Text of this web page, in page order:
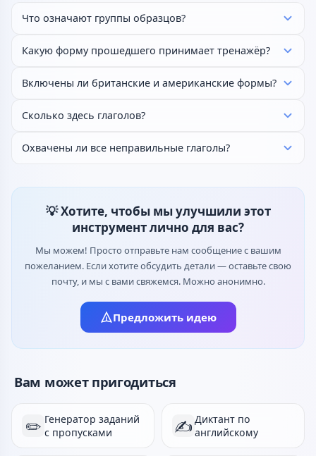
Что означают группы образцов?
Какую форму прошедшего принимает тренажёр?
Включены ли британские и американские формы?
Сколько здесь глаголов?
Охвачены ли все неправильные глаголы?
💡 Хотите, чтобы мы улучшили этот
инструмент лично для вас?
Мы можем! Просто отправьте нам сообщение с вашим
пожеланием. Если хотите обсудить детали — оставьте свою
почту, и мы с вами свяжемся. Можно анонимно.
Предложить идею
Вам может пригодиться
✏️ Генератор заданий
с пропусками
✍️ Диктант по
английскому